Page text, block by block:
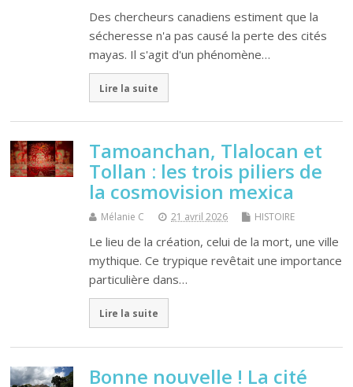
Des chercheurs canadiens estiment que la
sécheresse n'a pas causé la perte des cités
mayas. Il s'agit d'un phénomène…
Lire la suite
Tamoanchan, Tlalocan et
Tollan : les trois piliers de
la cosmovision mexica
Mélanie C 21 avril 2026 HISTOIRE
Le lieu de la création, celui de la mort, une ville
mythique. Ce trypique revêtait une importance
particulière dans…
Lire la suite
Bonne nouvelle ! La cité